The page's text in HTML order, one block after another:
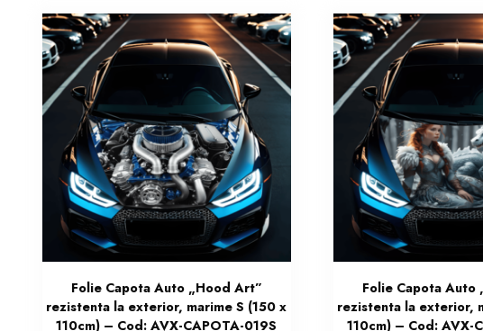
Folie Capota Auto „Hood Art”
rezistenta la exterior, marime S (150 x
110cm) – Cod: AVX-CAPOTA-019S
Folie Capota Auto
rezistenta la exterior,
110cm) – Cod: AVX-